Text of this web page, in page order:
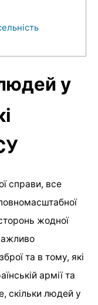
у
справи, все
жодної
та в тому, які
армії та
скільки людей у